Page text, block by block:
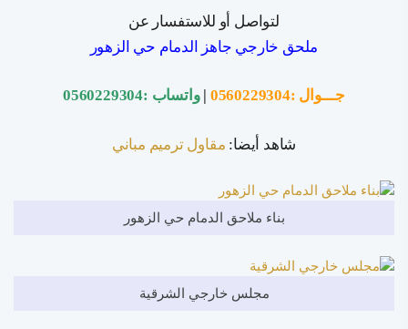
لتواصل أو للاستفسار عن
ملحق خارجي جاهز الدمام حي الزهور
جـــوال :0560229304 واتساب :0560229304
شاهد أيضا: مقاول ترميم مباني
بناء ملاحق الدمام حي الزهور
مجلس خارجي الشرقية